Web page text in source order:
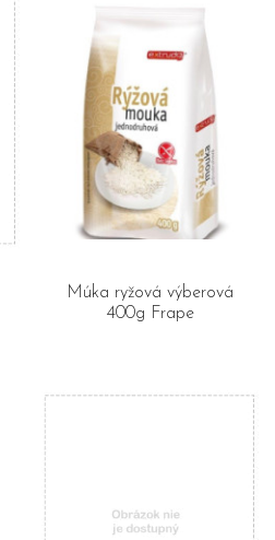
Múka ryžová výberová
400g Frape